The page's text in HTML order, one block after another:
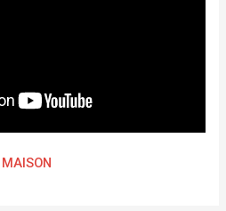
MAISON